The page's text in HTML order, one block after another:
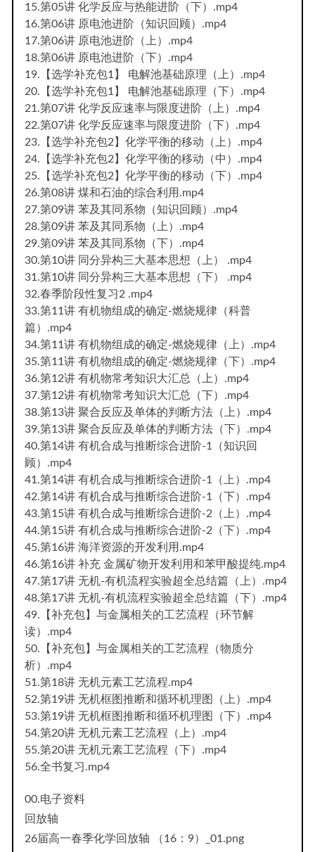
15.第05讲 化学反应与热能进阶（下）.mp4
16.第06讲 原电池进阶（知识回顾）.mp4
17.第06讲 原电池进阶（上）.mp4
18.第06讲 原电池进阶（下）.mp4
19.【选学补充包1】 电解池基础原理（上）.mp4
20.【选学补充包1】 电解池基础原理（下）.mp4
21.第07讲 化学反应速率与限度进阶（上）.mp4
22.第07讲 化学反应速率与限度进阶（下）.mp4
23.【选学补充包2】化学平衡的移动（上）.mp4
24.【选学补充包2】化学平衡的移动（中）.mp4
25.【选学补充包2】化学平衡的移动（下）.mp4
26.第08讲 煤和石油的综合利用.mp4
27.第09讲 苯及其同系物（知识回顾）.mp4
28.第09讲 苯及其同系物（上）.mp4
29.第09讲 苯及其同系物（下）.mp4
30.第10讲 同分异构三大基本思想（上） .mp4
31.第10讲 同分异构三大基本思想（下） .mp4
32.春季阶段性复习2 .mp4
33.第11讲 有机物组成的确定-燃烧规律（科普
篇）.mp4
34.第11讲 有机物组成的确定-燃烧规律（上）.mp4
35.第11讲 有机物组成的确定-燃烧规律（下）.mp4
36.第12讲 有机物常考知识大汇总（上）.mp4
37.第12讲 有机物常考知识大汇总（下）.mp4
38.第13讲 聚合反应及单体的判断方法（上）.mp4
39.第13讲 聚合反应及单体的判断方法（下）.mp4
40.第14讲 有机合成与推断综合进阶-1（知识回
顾）.mp4
41.第14讲 有机合成与推断综合进阶-1（上）.mp4
42.第14讲 有机合成与推断综合进阶-1（下）.mp4
43.第15讲 有机合成与推断综合进阶-2（上）.mp4
44.第15讲 有机合成与推断综合进阶-2（下）.mp4
45.第16讲 海洋资源的开发利用.mp4
46.第16讲 补充 金属矿物开发利用和苯甲酸提纯.mp4
47.第17讲 无机-有机流程实验超全总结篇（上）.mp4
48.第17讲 无机-有机流程实验超全总结篇（下）.mp4
49.【补充包】与金属相关的工艺流程（环节解
读）.mp4
50.【补充包】与金属相关的工艺流程（物质分
析）.mp4
51.第18讲 无机元素工艺流程.mp4
52.第19讲 无机框图推断和循环机理图（上）.mp4
53.第19讲 无机框图推断和循环机理图（下）.mp4
54.第20讲 无机元素工艺流程（上）.mp4
55.第20讲 无机元素工艺流程（下）.mp4
56.全书复习.mp4
00.电子资料
回放轴
26届高一春季化学回放轴 （16：9）_01.png